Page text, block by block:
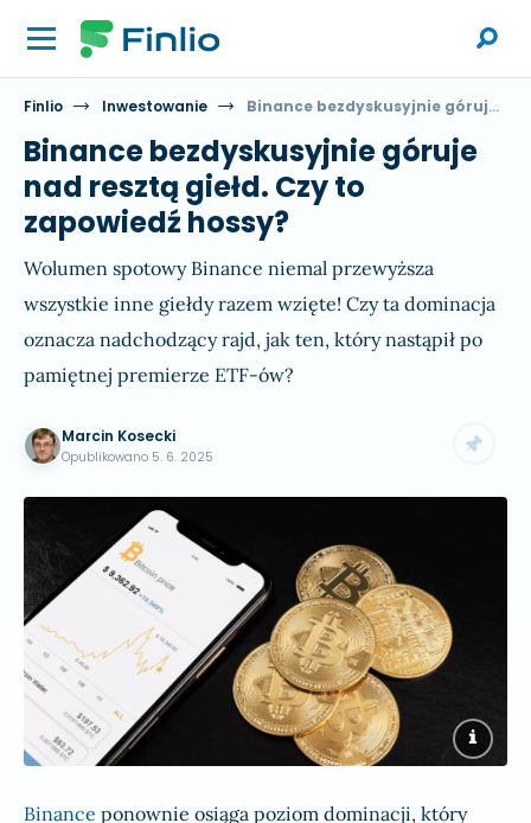
Finlio Inwestowanie Binance bezdyskusyjnie góruje nad resztą giełd. Czy to zapowiedź hossy?
Binance bezdyskusyjnie góruje
nad resztą giełd. Czy to
zapowiedź hossy?
Wolumen spotowy Binance niemal przewyższa
wszystkie inne giełdy razem wzięte! Czy ta dominacja
oznacza nadchodzący rajd, jak ten, który nastąpił po
pamiętnej premierze ETF-ów?
Marcin Kosecki
Opublikowano 5. 6. 2025
Binance ponownie osiąga poziom dominacji, który